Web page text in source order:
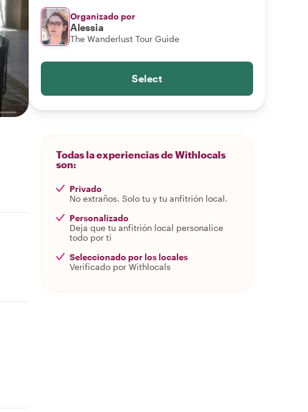
Organizado por
Alessia
The Wanderlust Tour Guide
Select
Todas la experiencias de Withlocals
son:
Privado
No extraños. Solo tu y tu anfitrión local.
Personalizado
Deja que tu anfitrión local personalice
todo por ti
Seleccionado por los locales
Verificado por Withlocals